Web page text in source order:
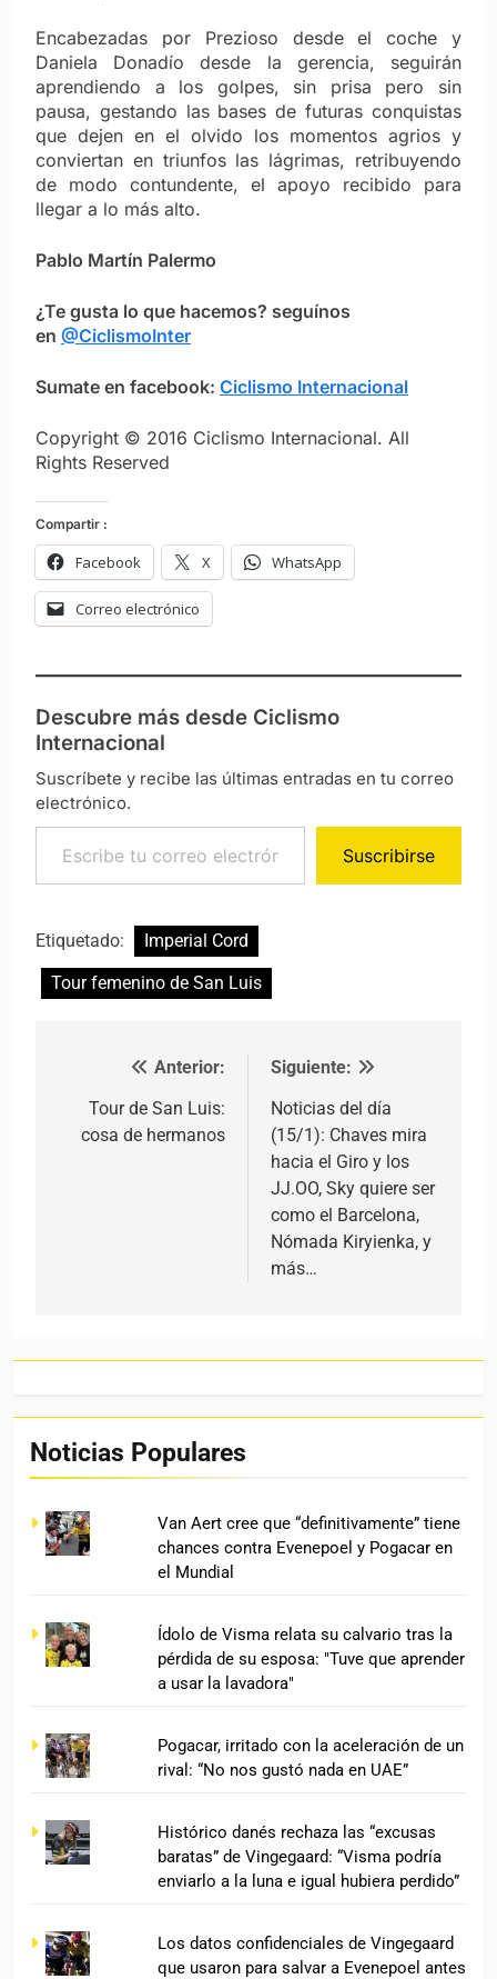
Encabezadas por Prezioso desde el coche y
Daniela Donadío desde la gerencia, seguirán
aprendiendo a los golpes, sin prisa pero sin
pausa, gestando las bases de futuras conquistas
que dejen en el olvido los momentos agrios y
conviertan en triunfos las lágrimas, retribuyendo
de modo contundente, el apoyo recibido para
llegar a lo más alto.
Pablo Martín Palermo
¿Te gusta lo que hacemos? seguínos
en @CiclismoInter
Sumate en facebook: Ciclismo Internacional
Copyright © 2016 Ciclismo Internacional. All
Rights Reserved
Compartir :
Facebook X WhatsApp
Correo electrónico
Descubre más desde Ciclismo
Internacional
Suscríbete y recibe las últimas entradas en tu correo
electrónico.
Escribe tu correo electrónico…
Suscribirse
Etiquetado:
Imperial Cord
Tour femenino de San Luis
Navegación de entradas
Anterior:
Tour de San Luis:
cosa de hermanos
Siguiente:
Noticias del día
(15/1): Chaves mira
hacia el Giro y los
JJ.OO, Sky quiere ser
como el Barcelona,
Nómada Kiryienka, y
más…
Noticias Populares
Van Aert cree que “definitivamente” tiene
chances contra Evenepoel y Pogacar en
el Mundial
Ídolo de Visma relata su calvario tras la
pérdida de su esposa: "Tuve que aprender
a usar la lavadora"
Pogacar, irritado con la aceleración de un
rival: “No nos gustó nada en UAE”
Histórico danés rechaza las “excusas
baratas” de Vingegaard: “Visma podría
enviarlo a la luna e igual hubiera perdido”
Los datos confidenciales de Vingegaard
que usaron para salvar a Evenepoel antes